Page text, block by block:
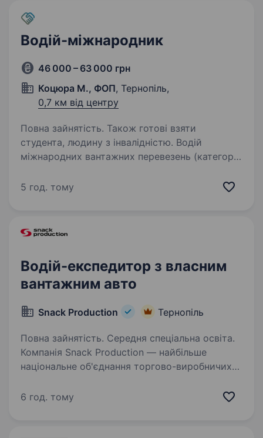
Водій-міжнародник
46 000 – 63 000 грн
Коцюра М., ФОП, Тернопіль,
0,7 км від центру
Повна зайнятість. Також готові взяти
студента, людину з інвалідністю. Водій
міжнародних вантажних перевезень (категорія
компанію ФОП Коцюра Михайло —
Україною…
5 год. тому
Водій-експедитор з власним
вантажним авто
Snack Production Тернопіль
Повна зайнятість. Середня спеціальна освіта.
Компанія Snack Production — найбільше
національне об'єднання торгово-виробничих
Санич, Big Bob, Chipster’s, Zeffir), яке зберігає
6 год. тому